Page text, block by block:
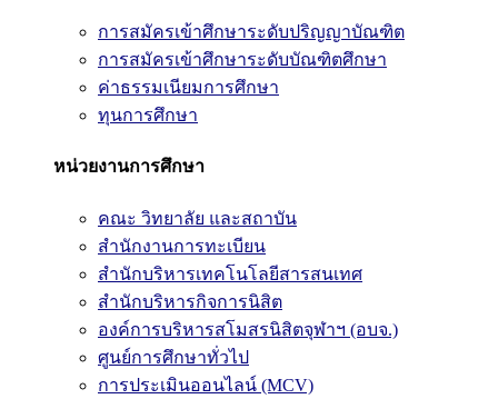
การสมัครเข้าศึกษาระดับปริญญาบัณฑิต
การสมัครเข้าศึกษาระดับบัณฑิตศึกษา
ค่าธรรมเนียมการศึกษา
ทุนการศึกษา
หน่วยงานการศึกษา
คณะ วิทยาลัย และสถาบัน
สำนักงานการทะเบียน
สำนักบริหารเทคโนโลยีสารสนเทศ
สำนักบริหารกิจการนิสิต
องค์การบริหารสโมสรนิสิตจุฬาฯ (อบจ.)
ศูนย์การศึกษาทั่วไป
การประเมินออนไลน์ (MCV)